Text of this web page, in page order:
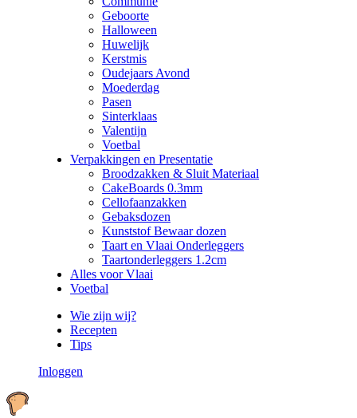
Geboorte
Halloween
Huwelijk
Kerstmis
Oudejaars Avond
Moederdag
Pasen
Sinterklaas
Valentijn
Voetbal
Verpakkingen en Presentatie
Broodzakken & Sluit Materiaal
CakeBoards 0.3mm
Cellofaanzakken
Gebaksdozen
Kunststof Bewaar dozen
Taart en Vlaai Onderleggers
Taartonderleggers 1.2cm
Alles voor Vlaai
Voetbal
Wie zijn wij?
Recepten
Tips
Inloggen